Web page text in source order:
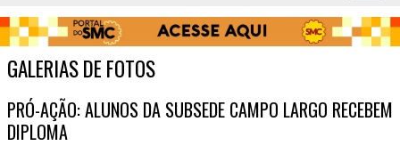
GALERIAS DE FOTOS
PRÓ-AÇÃO: ALUNOS DA SUBSEDE CAMPO LARGO RECEBEM
DIPLOMA